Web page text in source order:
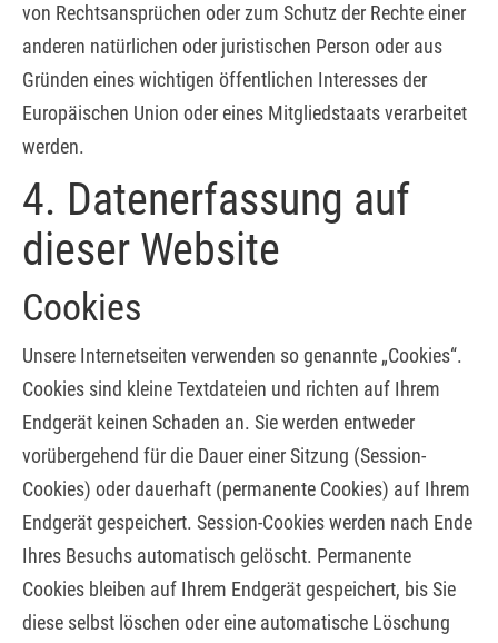
von Rechtsansprüchen oder zum Schutz der Rechte einer
anderen natürlichen oder juristischen Person oder aus
Gründen eines wichtigen öffentlichen Interesses der
Europäischen Union oder eines Mitgliedstaats verarbeitet
werden.
4. Datenerfassung auf
dieser Website
Cookies
Unsere Internetseiten verwenden so genannte „Cookies“.
Cookies sind kleine Textdateien und richten auf Ihrem
Endgerät keinen Schaden an. Sie werden entweder
vorübergehend für die Dauer einer Sitzung (Session-
Cookies) oder dauerhaft (permanente Cookies) auf Ihrem
Endgerät gespeichert. Session-Cookies werden nach Ende
Ihres Besuchs automatisch gelöscht. Permanente
Cookies bleiben auf Ihrem Endgerät gespeichert, bis Sie
diese selbst löschen oder eine automatische Löschung